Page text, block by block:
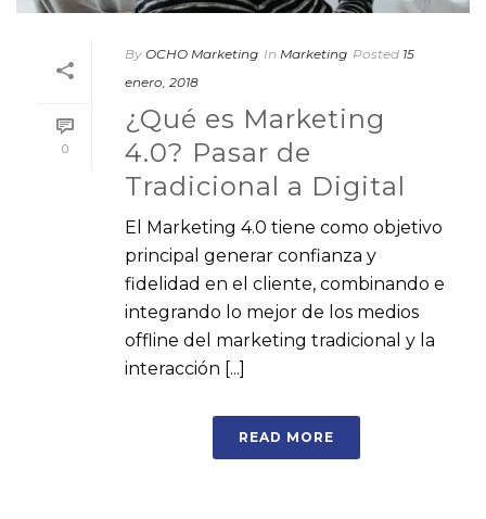
0
By OCHO Marketing In Marketing Posted 15
enero, 2018
¿Qué es Marketing
4.0? Pasar de
Tradicional a Digital
El Marketing 4.0 tiene como objetivo
principal generar confianza y
fidelidad en el cliente, combinando e
integrando lo mejor de los medios
offline del marketing tradicional y la
interacción [...]
READ MORE